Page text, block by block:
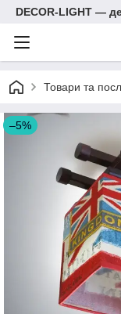
DECOR-LIGHT —
Товари та
–5%